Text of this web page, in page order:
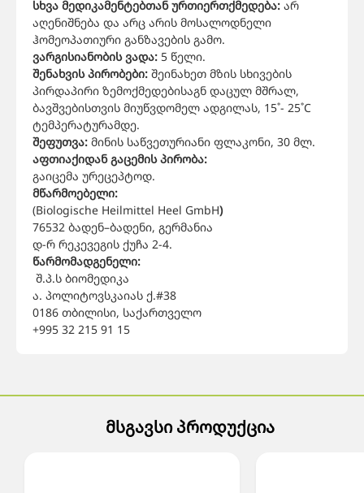
სხვა მედიკამენტებთან ურთიერთქმედება: არ
აღენიშნება და არც არის მოსალოდნელი
ჰომეოპათიური განზავების გამო.
ვარგისიანობის ვადა: 5 წელი.
შენახვის პირობები: შეინახეთ მზის სხივების
პირდაპირი ზემოქმედებისაგნ დაცულ მშრალ,
ბავშვებისთვის მიუწვდომელ ადგილას, 15˚- 25˚C
ტემპერატურამდე.
შეფუთვა: მინის საწვეთურიანი ფლაკონი, 30 მლ.
აფთიაქიდან გაცემის პირობა:
გაიცემა ურეცეპტოდ.
მწარმოებელი:
(Biologische Heilmittel Heel GmbH)
76532 ბადენ–ბადენი, გერმანია
დ-რ რეკევეგის ქუჩა 2-4.
წარმომადგენელი:
შ.პ.ს ბიომედიკა
ა. პოლიტოვსკაიას ქ.#38
0186 თბილისი, საქართველო
+995 32 215 91 15
მსგავსი პროდუქცია